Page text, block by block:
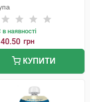
в наявності
40.50 грн
КУПИТИ